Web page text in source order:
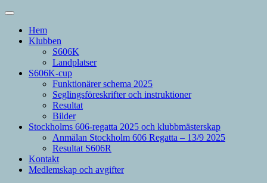
Hem
Klubben
S606K
Landplatser
S606K-cup
Funktionärer schema 2025
Seglingsföreskrifter och instruktioner
Resultat
Bilder
Stockholms 606-regatta 2025 och klubbmästerskap
Anmälan Stockholm 606 Regatta – 13/9 2025
Resultat S606R
Kontakt
Medlemskap och avgifter